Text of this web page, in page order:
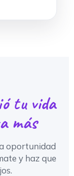
tu vida
más
oportunidad
y haz que